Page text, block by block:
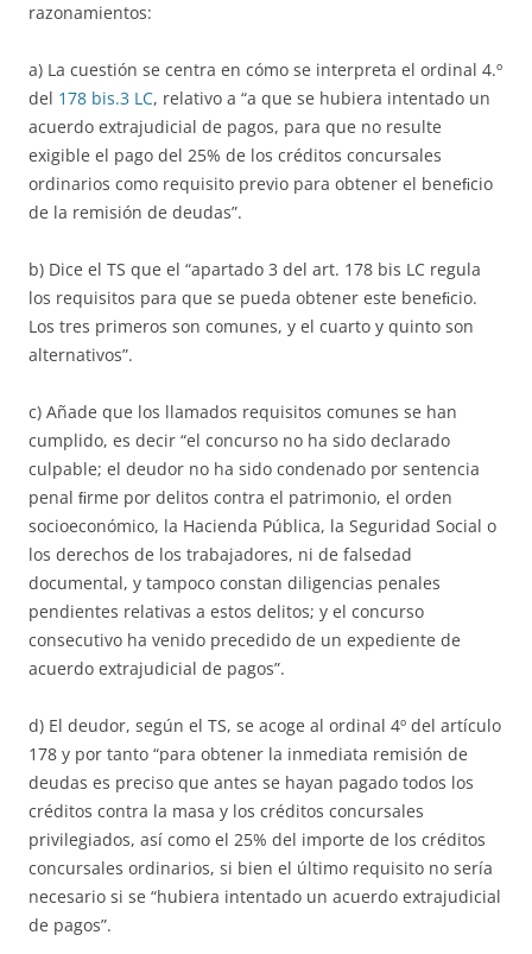
razonamientos:
a) La cuestión se centra en cómo se interpreta el ordinal 4.º
del 178 bis.3 LC, relativo a “a que se hubiera intentado un
acuerdo extrajudicial de pagos, para que no resulte
exigible el pago del 25% de los créditos concursales
ordinarios como requisito previo para obtener el beneﬁcio
de la remisión de deudas”.
b) Dice el TS que el “apartado 3 del art. 178 bis LC regula
los requisitos para que se pueda obtener este beneﬁcio.
Los tres primeros son comunes, y el cuarto y quinto son
alternativos”.
c) Añade que los llamados requisitos comunes se han
cumplido, es decir “el concurso no ha sido declarado
culpable; el deudor no ha sido condenado por sentencia
penal ﬁrme por delitos contra el patrimonio, el orden
socioeconómico, la Hacienda Pública, la Seguridad Social o
los derechos de los trabajadores, ni de falsedad
documental, y tampoco constan diligencias penales
pendientes relativas a estos delitos; y el concurso
consecutivo ha venido precedido de un expediente de
acuerdo extrajudicial de pagos”.
d) El deudor, según el TS, se acoge al ordinal 4º del artículo
178 y por tanto “para obtener la inmediata remisión de
deudas es preciso que antes se hayan pagado todos los
créditos contra la masa y los créditos concursales
privilegiados, así como el 25% del importe de los créditos
concursales ordinarios, si bien el último requisito no sería
necesario si se “hubiera intentado un acuerdo extrajudicial
de pagos”.